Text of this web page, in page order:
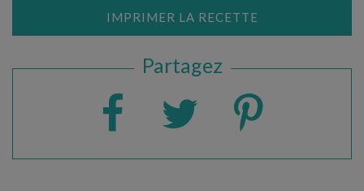
IMPRIMER LA RECETTE
Partagez